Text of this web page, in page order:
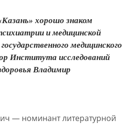
хорошо знаком
и медицинской
медицинского
Института исследований
Владимир